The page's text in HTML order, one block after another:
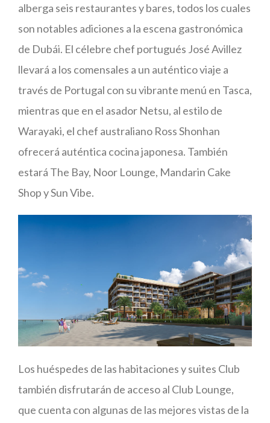
alberga seis restaurantes y bares, todos los cuales
son notables adiciones a la escena gastronómica
de Dubái. El célebre chef portugués José Avillez
llevará a los comensales a un auténtico viaje a
través de Portugal con su vibrante menú en Tasca,
mientras que en el asador Netsu, al estilo de
Warayaki, el chef australiano Ross Shonhan
ofrecerá auténtica cocina japonesa. También
estará The Bay, Noor Lounge, Mandarin Cake
Shop y Sun Vibe.
Los huéspedes de las habitaciones y suites Club
también disfrutarán de acceso al Club Lounge,
que cuenta con algunas de las mejores vistas de la